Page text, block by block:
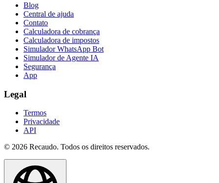
Blog
Central de ajuda
Contato
Calculadora de cobrança
Calculadora de impostos
Simulador WhatsApp Bot
Simulador de Agente IA
Segurança
App
Legal
Termos
Privacidade
API
© 2026 Recaudo. Todos os direitos reservados.